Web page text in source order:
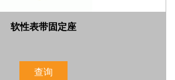
软性表带固定座
查询